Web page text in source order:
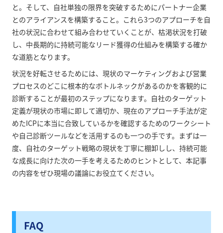
と。そして、自社単独の限界を突破するためにパートナー企業
とのアライアンスを構築すること。これら3つのアプローチを自
社の状況に合わせて組み合わせていくことが、枯渇状況を打破
し、中長期的に持続可能なリード獲得の仕組みを構築する確か
な道筋となります。
状況を好転させるためには、現状のマーケティングおよび営業
プロセスのどこに根本的なボトルネックがあるのかを客観的に
診断することが最初のステップになります。自社のターゲット
定義が現状の市場に即して適切か、現在のアプローチ手法が定
めたICPに本当に合致しているかを確認するためのワークシート
や自己診断ツールなどを活用するのも一つの手です。まずは一
度、自社のターゲット戦略の現状を丁寧に棚卸しし、持続可能
な成長に向けた次の一手を考えるためのヒントとして、本記事
の内容をぜひ現場の議論にお役立てください。
FAQ